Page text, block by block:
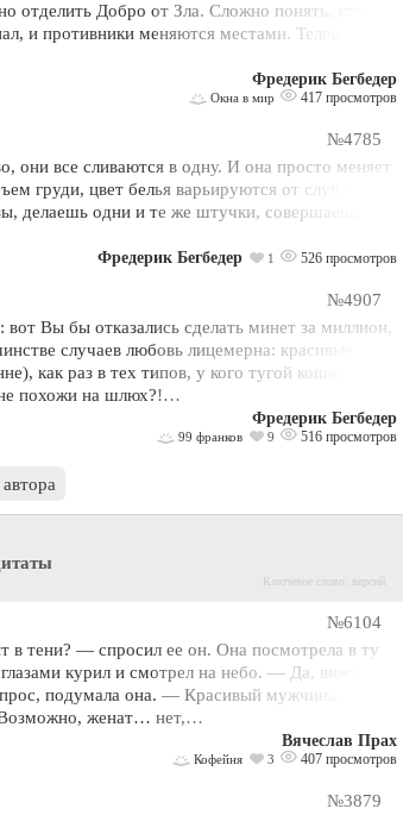
отделить Добро от Зла. Сложно понять, кто
и противники меняются местами. Телевидение
Фредерик Бегбедер
Окна в мир 417 просмотров
№4785
они все сливаются в одну. И она просто меняет
груди, цвет белья варьируются от случая к
делаешь одни и те же штучки, совершаешь
Фредерик Бегбедер 1 526 просмотров
№4907
Вы бы отказались сделать минет за миллион,
случаев любовь лицемерна: красивые
как раз в тех типов, у кого тугой кошелек и
не похожи на шлюх?!…
Фредерик Бегбедер
99 франков 9 516 просмотров
Ключевое слово: версий
№6104
в тени? — спросил ее он. Она посмотрела в ту
курил и смотрел на небо. — Да, вижу. —
подумала она. — Красивый мужчина,
Возможно, женат… нет,…
Вячеслав Прах
Кофейня 3 407 просмотров
№3879